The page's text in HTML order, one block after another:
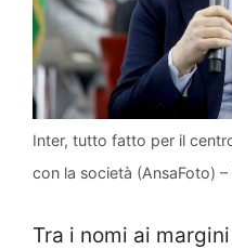
Inter, tutto fatto per il
con la società (AnsaFoto)
Tra i nomi ai